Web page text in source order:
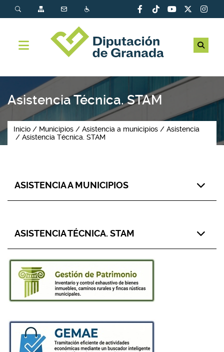
Asistencia Técnica. STAM
Inicio Municipios Asistencia a municipios
Asistencia
Asistencia Técnica. STAM
ASISTENCIA A MUNICIPIOS
ASISTENCIA TÉCNICA. STAM